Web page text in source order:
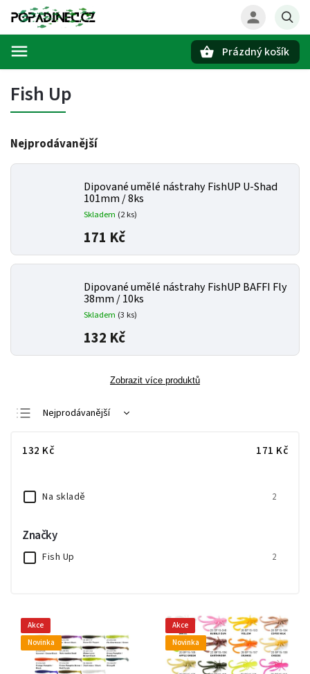
Prázdný košík
Fish Up
Nejprodávanější
Dipované umělé nástrahy FishUP U-Shad
101mm / 8ks
Skladem (2 ks)
171 Kč
Dipované umělé nástrahy FishUP BAFFI Fly
38mm / 10ks
Skladem (3 ks)
132 Kč
Zobrazit více produktů
Nejprodávanější
Nejdražší
132 Kč 171 Kč
Na skladě 2
Značky
Fish Up 2
Akce
Novinka
Akce
Novinka